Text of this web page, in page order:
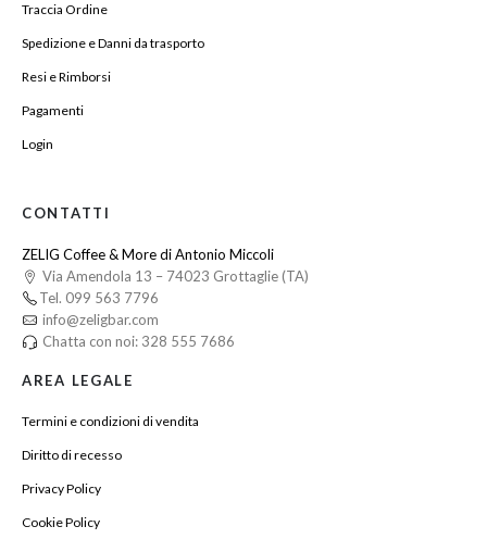
Traccia Ordine
Spedizione e Danni da trasporto
Resi e Rimborsi
Pagamenti
Login
CONTATTI
ZELIG Coffee & More di Antonio Miccoli
Via Amendola 13 – 74023 Grottaglie (TA)
Tel. 099 563 7796
info@zeligbar.com
Chatta con noi: 328 555 7686
AREA LEGALE
Termini e condizioni di vendita
Diritto di recesso
Privacy Policy
Cookie Policy